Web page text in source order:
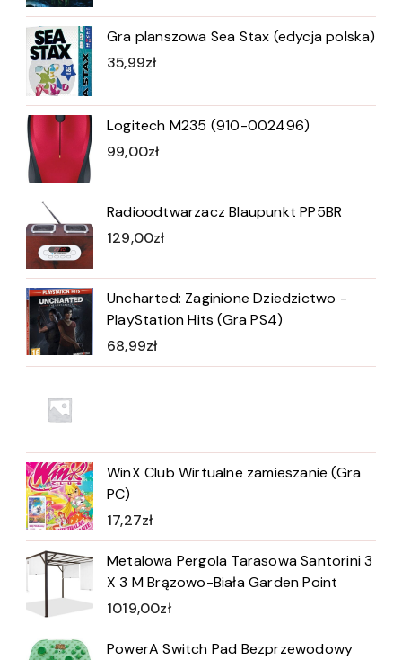
Gra planszowa Sea Stax (edycja polska)
35,99zł
Logitech M235 (910-002496)
99,00zł
Radioodtwarzacz Blaupunkt PP5BR
129,00zł
Uncharted: Zaginione Dziedzictwo -
PlayStation Hits (Gra PS4)
68,99zł
WinX Club Wirtualne zamieszanie (Gra
PC)
17,27zł
Metalowa Pergola Tarasowa Santorini 3
X 3 M Brązowo-Biała Garden Point
1019,00zł
PowerA Switch Pad Bezprzewodowy